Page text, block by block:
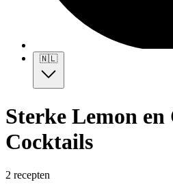
🇳🇱
Sterke Lemon en
Cocktails
2 recepten